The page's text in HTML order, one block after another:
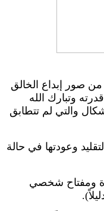
صور إبداع الخالق
وتبارك الله
والتي لم تتطابق
وعودتها في حالة
ومفتاح شخصي